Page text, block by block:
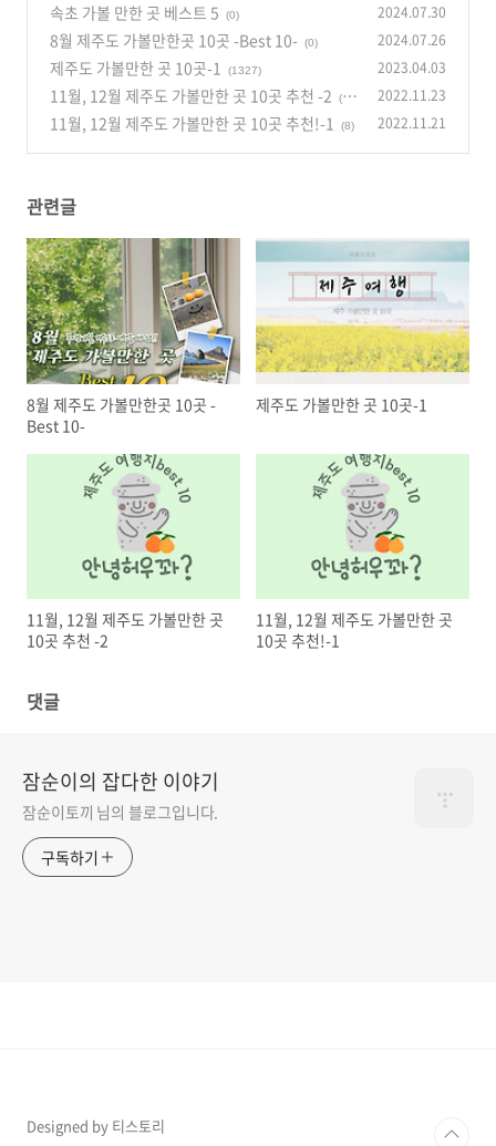
속초 가볼 만한 곳 베스트 5
(0) 2024.07.30
8월 제주도 가볼만한곳 10곳 -Best 10- (0) 2024.07.26
제주도 가볼만한 곳 10곳-1 (1327) 2023.04.03
11월, 12월 제주도 가볼만한 곳 10곳 추천 -2
(39
6)
2022.11.23
11월, 12월 제주도 가볼만한 곳 10곳 추천!-1 (8) 2022.11.21
관련글
8월 제주도 가볼만한곳 10곳 -
Best 10-
제주도 가볼만한 곳 10곳-1
11월, 12월 제주도 가볼만한 곳
10곳 추천 -2
11월, 12월 제주도 가볼만한 곳
10곳 추천!-1
댓글
잠순이의 잡다한 이야기
잠순이토끼 님의 블로그입니다.
구독하기
Designed by 티스토리